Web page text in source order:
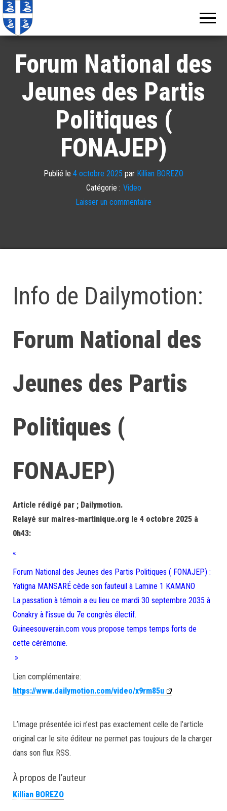
Forum National des
Jeunes des Partis
Politiques (
FONAJEP)
Publié le 4 octobre 2025 par Killian BOREZO
Catégorie : Video
Laisser un commentaire
Info de Dailymotion:
Forum National des
Jeunes des Partis
Politiques (
FONAJEP)
Article rédigé par ; Dailymotion.
Relayé sur maires-martinique.org le 4 octobre 2025 à
0h43:
«
Forum National des Jeunes des Partis Politiques ( FONAJEP) :
Yatigna MANSARÉ cède son fauteuil à Lamine 1 KAMANO
La passation à témoin a eu lieu ce mardi 30 septembre 2035 à
Conakry à l’issue du 7e congrès électif.
Guineesouverain.com vous propose temps temps forts de
cette cérémonie.
»
Lien complémentaire:
https://www.dailymotion.com/video/x9rm85u
L’image présentée ici n’est pas exactement celle de l’article
original car le site éditeur ne permet pas toujours de la charger
dans son flux RSS.
À propos de l’auteur
Killian BOREZO